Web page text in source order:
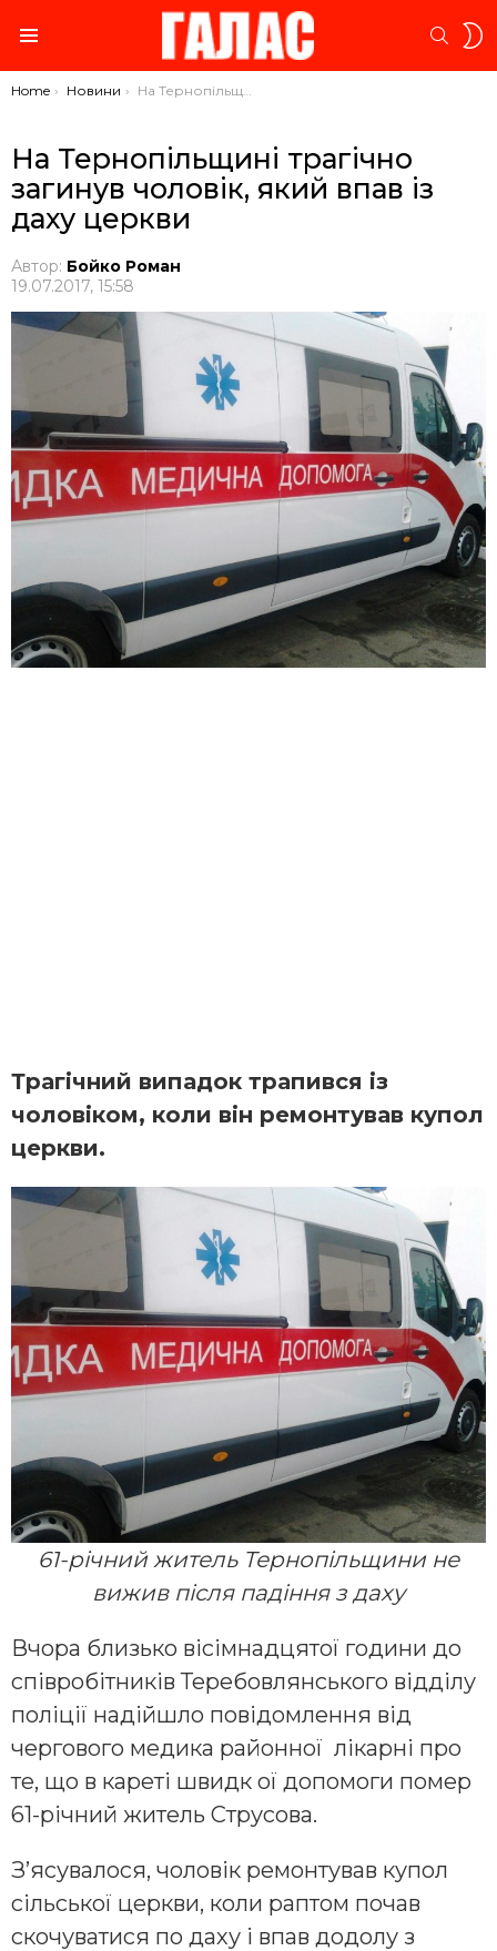
You are here:
Home Новини На Тернопільщині трагічно загинув чоловік, який впав із даху церкви
На Тернопільщині трагічно
загинув чоловік, який впав із
даху церкви
Автор: Бойко Роман
19.07.2017, 15:58
Трагічний випадок трапився із
чоловіком, коли він ремонтував купол
церкви.
61-річний житель Тернопільщини не
вижив після падіння з даху
Вчора близько вісімнадцятої години до
співробітників Теребовлянського відділу
поліції надійшло повідомлення від
чергового медика районної лікарні про
те, що в кареті швидк ої допомоги помер
61-річний житель Струсова.
З’ясувалося, чоловік ремонтував купол
сільської церкви, коли раптом почав
скочуватися по даху і впав додолу з